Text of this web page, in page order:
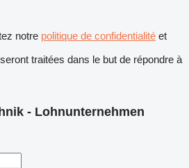
notre politique de confidentialité et
traitées dans le but de répondre à
- Lohnunternehmen